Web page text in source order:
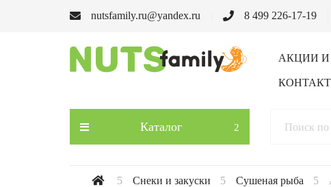
nutsfamily.ru@yandex.ru 8 499 226-17-19
АКЦИИ
Каталог
Снеки и закуски Сушеная рыба